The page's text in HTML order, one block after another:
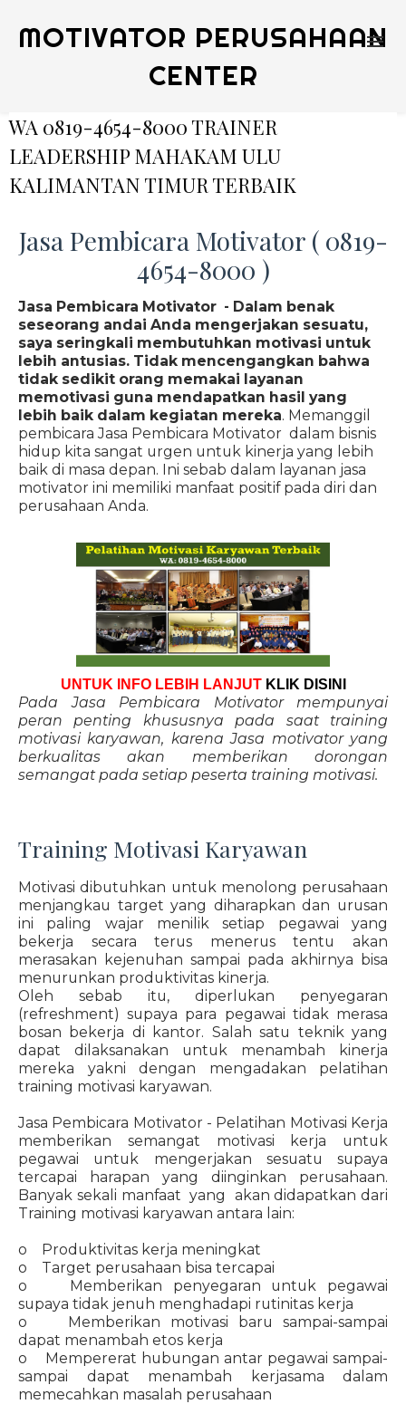
MOTIVATOR PERUSAHAAN
CENTER
WA 0819-4654-8000 TRAINER
LEADERSHIP MAHAKAM ULU
KALIMANTAN TIMUR TERBAIK
Jasa Pembicara Motivator ( 0819-
4654-8000 )
Jasa Pembicara Motivator - Dalam benak
seseorang andai Anda mengerjakan sesuatu,
saya seringkali membutuhkan motivasi untuk
lebih antusias. Tidak mencengangkan bahwa
tidak sedikit orang memakai layanan
memotivasi guna mendapatkan hasil yang
lebih baik dalam kegiatan mereka. Memanggil
pembicara Jasa Pembicara Motivator dalam bisnis
hidup kita sangat urgen untuk kinerja yang lebih
baik di masa depan. Ini sebab dalam layanan jasa
motivator ini memiliki manfaat positif pada diri dan
perusahaan Anda.
UNTUK INFO LEBIH LANJUT KLIK DISINI
Pada Jasa Pembicara Motivator mempunyai
peran penting khususnya pada saat training
motivasi karyawan, karena Jasa motivator yang
berkualitas akan memberikan dorongan
semangat pada setiap peserta training motivasi.
Training Motivasi Karyawan
Motivasi dibutuhkan untuk menolong perusahaan
menjangkau target yang diharapkan dan urusan
ini paling wajar menilik setiap pegawai yang
bekerja secara terus menerus tentu akan
merasakan kejenuhan sampai pada akhirnya bisa
menurunkan produktivitas kinerja.
Oleh sebab itu, diperlukan penyegaran
(refreshment) supaya para pegawai tidak merasa
bosan bekerja di kantor. Salah satu teknik yang
dapat dilaksanakan untuk menambah kinerja
mereka yakni dengan mengadakan pelatihan
training motivasi karyawan.
Jasa Pembicara Motivator - Pelatihan Motivasi Kerja
memberikan semangat motivasi kerja untuk
pegawai untuk mengerjakan sesuatu supaya
tercapai harapan yang diinginkan perusahaan.
Banyak sekali manfaat yang akan didapatkan dari
Training motivasi karyawan antara lain:
o Produktivitas kerja meningkat
o Target perusahaan bisa tercapai
o Memberikan penyegaran untuk pegawai
supaya tidak jenuh menghadapi rutinitas kerja
o Memberikan motivasi baru sampai-sampai
dapat menambah etos kerja
o Mempererat hubungan antar pegawai sampai-
sampai dapat menambah kerjasama dalam
memecahkan masalah perusahaan